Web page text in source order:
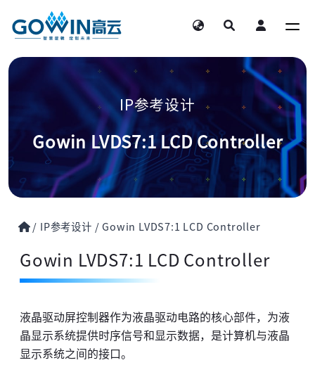
IP参考设计
Gowin LVDS7:1 LCD Controller
/ IP参考设计 /Gowin LVDS7:1 LCD Controller
Gowin LVDS7:1 LCD Controller
液晶驱动屏控制器作为液晶驱动电路的核心部件，为液
晶显示系统提供时序信号和显示数据，是计算机与液晶
显示系统之间的接口。